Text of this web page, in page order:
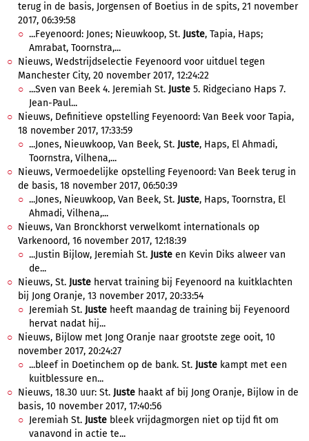
terug in de basis, Jorgensen of Boetius in de spits, 21 november
2017, 06:39:58
...Feyenoord: Jones; Nieuwkoop, St. Juste, Tapia, Haps;
Amrabat, Toornstra,...
Nieuws, Wedstrijdselectie Feyenoord voor uitduel tegen
Manchester City, 20 november 2017, 12:24:22
...Sven van Beek 4. Jeremiah St. Juste 5. Ridgeciano Haps 7.
Jean-Paul...
Nieuws, Definitieve opstelling Feyenoord: Van Beek voor Tapia,
18 november 2017, 17:33:59
...Jones, Nieuwkoop, Van Beek, St. Juste, Haps, El Ahmadi,
Toornstra, Vilhena,...
Nieuws, Vermoedelijke opstelling Feyenoord: Van Beek terug in
de basis, 18 november 2017, 06:50:39
...Jones, Nieuwkoop, Van Beek, St. Juste, Haps, Toornstra, El
Ahmadi, Vilhena,...
Nieuws, Van Bronckhorst verwelkomt internationals op
Varkenoord, 16 november 2017, 12:18:39
...Justin Bijlow, Jeremiah St. Juste en Kevin Diks alweer van
de...
Nieuws, St. Juste hervat training bij Feyenoord na kuitklachten
bij Jong Oranje, 13 november 2017, 20:33:54
Jeremiah St. Juste heeft maandag de training bij Feyenoord
hervat nadat hij...
Nieuws, Bijlow met Jong Oranje naar grootste zege ooit, 10
november 2017, 20:24:27
...bleef in Doetinchem op de bank. St. Juste kampt met een
kuitblessure en...
Nieuws, 18.30 uur: St. Juste haakt af bij Jong Oranje, Bijlow in de
basis, 10 november 2017, 17:40:56
Jeremiah St. Juste bleek vrijdagmorgen niet op tijd fit om
vanavond in actie te...